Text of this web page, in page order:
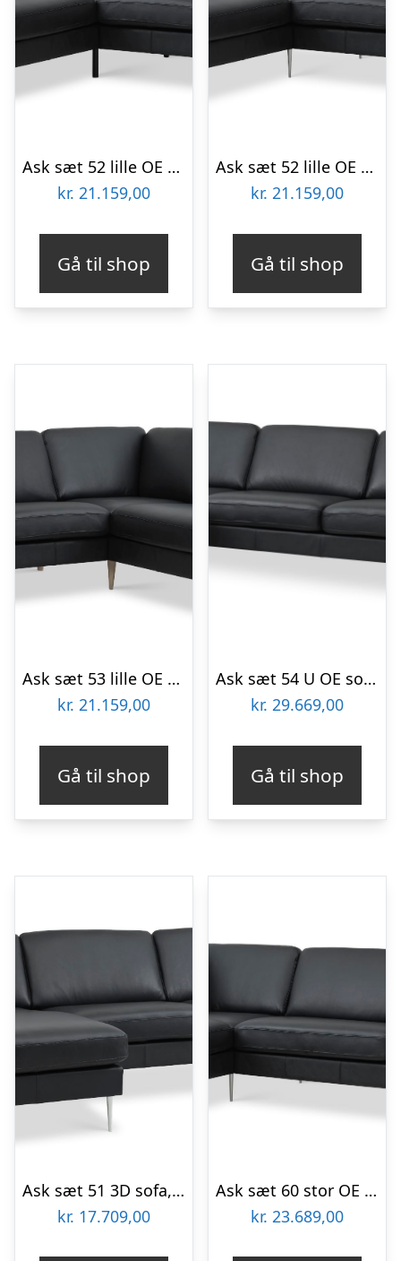
Ask sæt 52 lille OE sofa, m. venstre chaiselong – sort semianilin læder og sort metal
kr. 21.159,00
Gå til shop
Ask sæt 52 lille OE sofa, m. venstre chaiselong – sort semianilin læder og børstet aluminium
kr. 21.159,00
Gå til shop
Ask sæt 53 lille OE sofa, m. højre chaiselong – sort semianilin læder og natur træ
kr. 21.159,00
Gå til shop
Ask sæt 54 U OE sofa, m. venstre chaiselong – sort semianilin læder og sort træ
kr. 29.669,00
Gå til shop
Ask sæt 51 3D sofa, m. chaiselong – sort semianilin læder og børstet aluminium
kr. 17.709,00
Ask sæt 60 stor OE sofa, m. venstre chaiselong – sort semianilin læder og børstet aluminium
kr. 23.689,00